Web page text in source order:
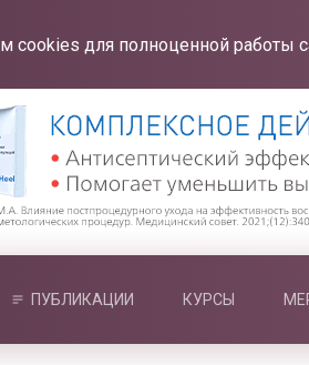
cookies для полноценной работы
ПУБЛИКАЦИИ КУРСЫ